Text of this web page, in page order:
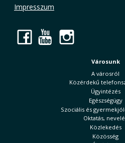
Impresszum
Facebook
Városunk
A városról
Közérdekű
Ügyintézés
Egészségügy
Szociális és
Oktatás,
Közlekedés
Közösség